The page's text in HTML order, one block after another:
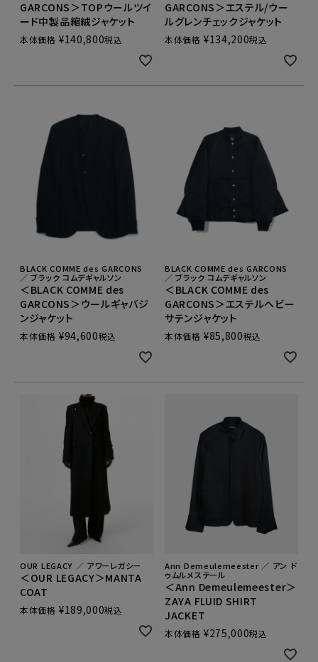
GARCONS＞TOPウールツイ
ード中製品縮絨ジャケット
本体価格 ¥140,800税込
GARCONS＞エステル/ウー
ルグレンチェックジャケット
本体価格 ¥134,200税込
BLACK COMME des GARCONS
／ ブラック コムデギャルソン
＜BLACK COMME des
GARCONS＞ウールギャバジ
ンジャケット
本体価格 ¥94,600税込
BLACK COMME des GARCONS
／ ブラック コムデギャルソン
＜BLACK COMME des
GARCONS＞エステルヘビー
サテンジャケット
本体価格 ¥85,800税込
OUR LEGACY ／ アワーレガシー
＜OUR LEGACY＞MANTA
COAT
本体価格 ¥189,000税込
Ann Demeulemeester ／ アン ド
ゥムルメステール
＜Ann Demeulemeester＞
ZAYA FLUID SHIRT
JACKET
本体価格 ¥275,000税込